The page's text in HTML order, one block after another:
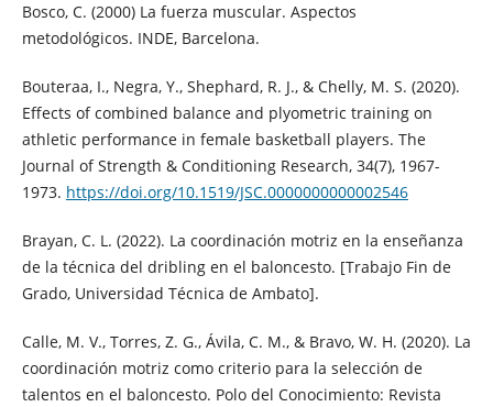
Bosco, C. (2000) La fuerza muscular. Aspectos
metodológicos. INDE, Barcelona.
Bouteraa, I., Negra, Y., Shephard, R. J., & Chelly, M. S. (2020).
Effects of combined balance and plyometric training on
athletic performance in female basketball players. The
Journal of Strength & Conditioning Research, 34(7), 1967-
1973. https://doi.org/10.1519/JSC.0000000000002546
Brayan, C. L. (2022). La coordinación motriz en la enseñanza
de la técnica del dribling en el baloncesto. [Trabajo Fin de
Grado, Universidad Técnica de Ambato].
Calle, M. V., Torres, Z. G., Ávila, C. M., & Bravo, W. H. (2020). La
coordinación motriz como criterio para la selección de
talentos en el baloncesto. Polo del Conocimiento: Revista